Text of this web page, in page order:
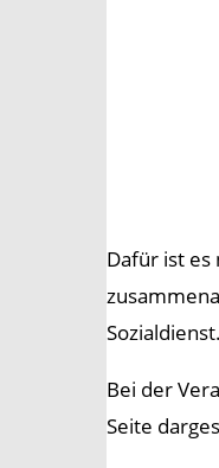
Dafür ist es
Bei der
Seite